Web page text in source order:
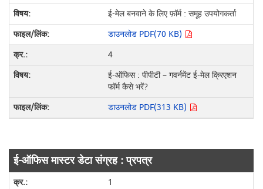
ई-मेल बनवाने के लिए फ़ॉर्म : समूह उपयोगकर्ता
डाउनलोड PDF(70 KB)
4
ई-ऑफिस : पीपीटी – गवर्नमेंट ई-मेल क्रिएशन
फॉर्म कैसे भरें?
डाउनलोड PDF(313 KB)
ई-ऑफिस मास्टर डेटा संग्रह : प्रपत्र
1